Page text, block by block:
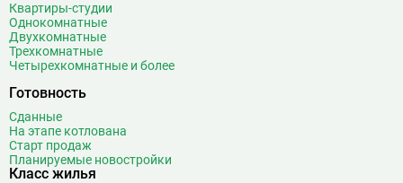
Квартиры-студии
Однокомнатные
Двухкомнатные
Трехкомнатные
Четырехкомнатные и более
Готовность
Сданные
На этапе котлована
Старт продаж
Планируемые новостройки
Класс жилья